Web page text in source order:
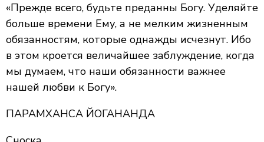
«Прежде всего, будьте преданны Богу. Уделяйте
больше времени Ему, а не мелким жизненным
обязанностям, которые однажды исчезнут. Ибо
в этом кроется величайшее заблуждение, когда
мы думаем, что наши обязанности важнее
нашей любви к Богу».
ПАРАМХАНСА ЙОГАНАНДА